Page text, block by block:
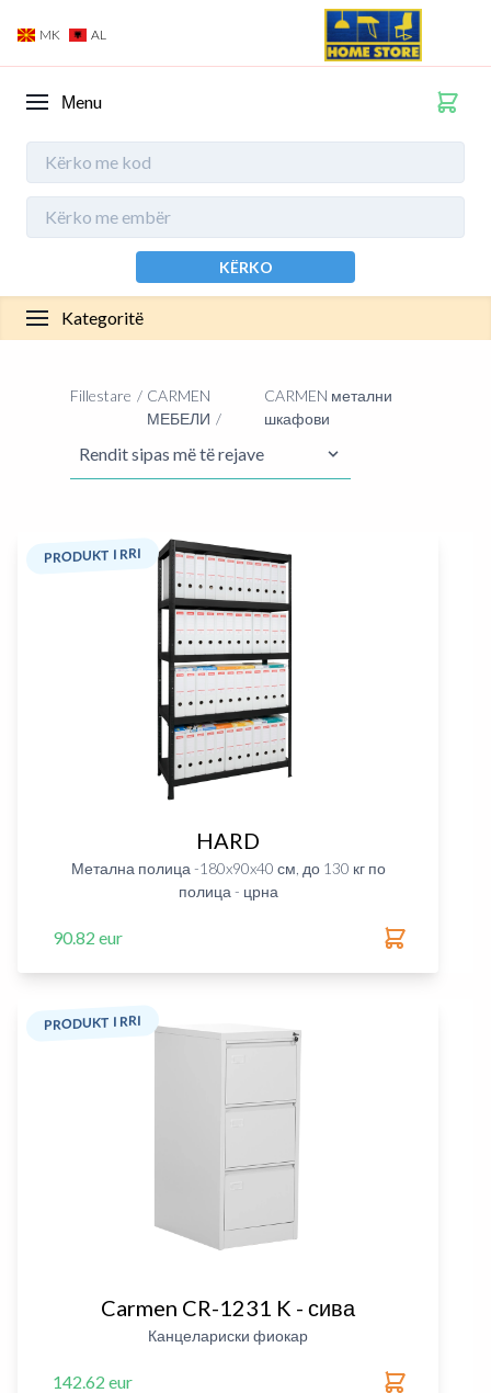
MK AL
Мenu
KËRKO
Kategoritë
Fillestare
CARMEN
МЕБЕЛИ
CARMEN метални
шкафови
PRODUKT I RRI
HARD
Метална полица -180x90x40 см, до 130 кг по
полица - црна
90.82 eur
PRODUKT I RRI
Carmen CR-1231 K - сива
Канцелариски фиокар
142.62 eur